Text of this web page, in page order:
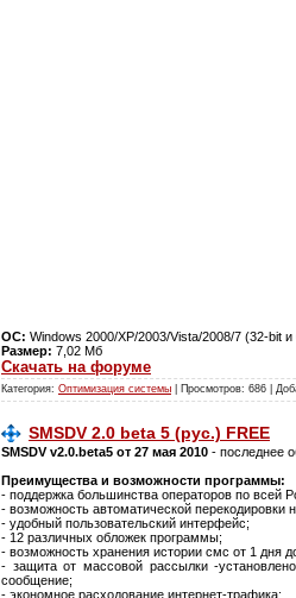
ОС: Windows 2000/XP/2003/Vista/2008/7 (32-bit и
Размер: 7,02 Мб
Скачать на форуме
Категория: Оптимизация системы | Просмотров: 686 |
SMSDV 2.0 beta 5 (рус.) FREE
SMSDV v2.0.beta5 от 27 мая 2010 - последнее
Преимущества и возможности программы:
- поддержка большинства операторов по всей
- возможность автоматической перекодировки
- удобный пользовательский интерфейс;
- 12 различных обложек программы;
- возможность хранения истории смс от 1 дня
- защита от массовой рассылки -
сообщение;
- экономное расходование интернет-трафика;